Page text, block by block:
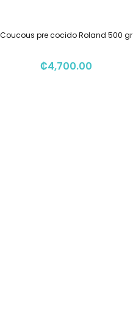
Coucous pre cocido Roland 500 gr
₡4,700.00